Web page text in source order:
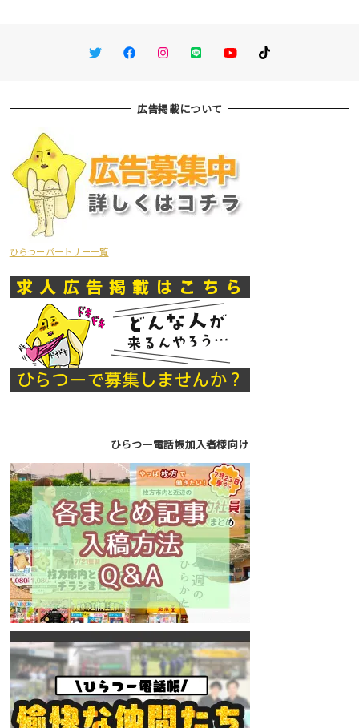
TwitterFacebookInstagram
LINE You TubeTikTok
広告掲載について
ひらつーパートナー一覧
ひらつー電話帳加入者様向け